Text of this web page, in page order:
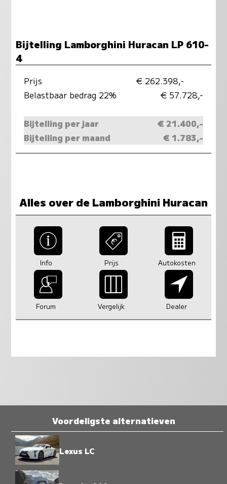
Bijtelling Lamborghini Huracan LP 610-
4
Prijs
€ 262.398,-
Belastbaar bedrag 22%
€ 57.728,-
Bijtelling per jaar
€ 21.400,-
Bijtelling per maand
€ 1.783,-
Alles over de Lamborghini Huracan
Info Prijs Autokosten
Forum Vergelijk Dealer
Voordeligste alternatieven
Lexus LC